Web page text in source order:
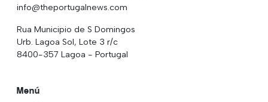
info@theportugalnews.com
Rua Municipio de S Domingos
Urb. Lagoa Sol, Lote 3 r/c
8400-357 Lagoa - Portugal
Menú